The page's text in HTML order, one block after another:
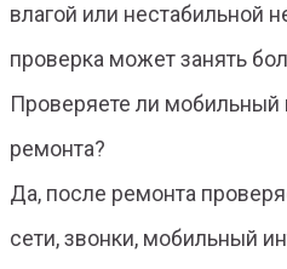
влагой или нестабильной
проверка может занять
Проверяете ли мобильный
ремонта?
Да, после ремонта
сети, звонки, мобильный